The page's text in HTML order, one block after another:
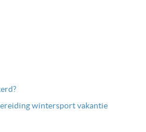
wintersport vakantie